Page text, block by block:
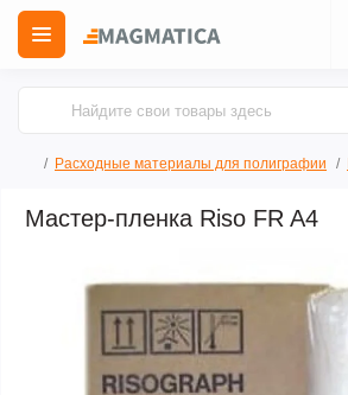
Расходные материалы для полиграфии
Мастер-пленка Riso FR A4